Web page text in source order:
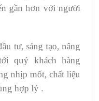
gần hơn với người
tư, sáng tạo, nâng
quý khách hàng
nhịp mốt, chất liệu
hợp lý .